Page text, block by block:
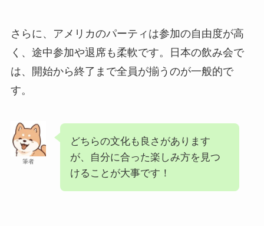
さらに、アメリカのパーティは参加の自由度が高
く、途中参加や退席も柔軟です。日本の飲み会で
は、開始から終了まで全員が揃うのが一般的で
す。
筆者
どちらの文化も良さがあります
が、自分に合った楽しみ方を見つ
けることが大事です！